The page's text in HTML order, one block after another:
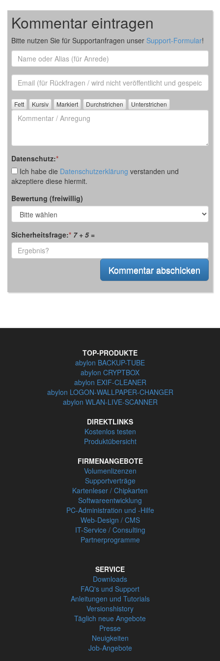
Kommentar eintragen
Bitte nutzen Sie für Supportanfragen unser Support-Formular!
Name
oder
Alias
Email
(für
Rückfrage)
Kommentar
/
Anregung
Datenschutz:*
Ich habe die Datenschutzerklärung verstanden und
akzeptiere diese hiermit.
Bewertung (freiwillig)
Sicherheitsfrage:* 7 + 5=
TOP-PRODUKTE
abylon BACKUP-TUBE
abylon CRYPTBOX
abylon EXIF-CLEANER
abylon LOGON-WALLPAPER-CHANGER
abylon WLAN-LIVE-SCANNER
DIREKTLINKS
Kostenlos testen
Produktübersicht
FIRMENANGEBOTE
Volumenlizenzen
Supportverträge
Kartenleser / Chipkarten
Softwareentwicklung
PC-Administration und -Hilfe
Web-Design / CMS
IT-Service / Consulting
Partnerprogramme
SERVICE
Downloads
FAQ's und Support
Anleitungen und Tutorials
Versionshistory
Täglich neue Angebote
Presse
Neuigkeiten
Job-Angebote